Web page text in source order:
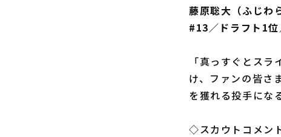
藤原聡大（ふじわ
#13／ドラフト1
「真っすぐとス
け、ファンの皆さ
を獲れる投手にな
◇スカウトコメン